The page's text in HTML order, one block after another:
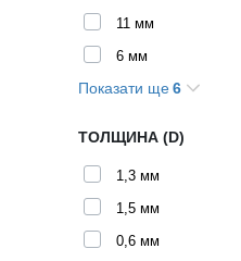
11 мм
6 мм
12 мм
15 мм
8 мм
9 мм
Показати ще6
ТОЛЩИНА (D)
1,3 мм
1,5 мм
0,6 мм